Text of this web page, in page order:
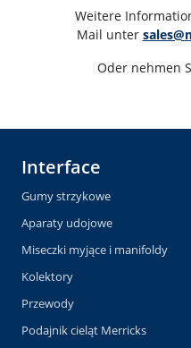
Weitere
Mail unter
Oder nehmen
Interface
Gumy strzykowe
Aparaty udojowe
Miseczki myjące i manifoldy
Kolektory
Przewody
Podajnik cieląt Merricks